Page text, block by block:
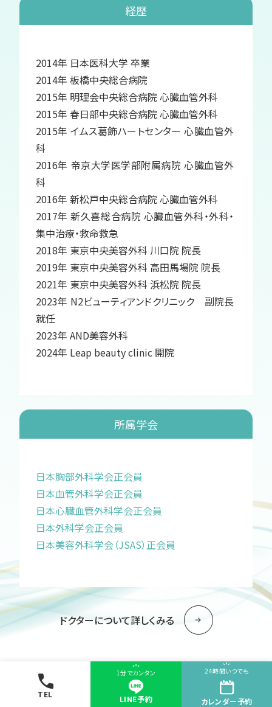
TEL
1分でカンタン
LINE予約
24時間いつでも
カレンダー予約
経歴
2014年 日本医科大学 卒業
2014年 板橋中央総合病院
2015年 明理会中央総合病院 心臓血管外科
2015年 春日部中央総合病院 心臓血管外科
2015年 イムス葛飾ハートセンター 心臓血管外
科
2016年 帝京大学医学部附属病院 心臓血管外
科
2016年 新松戸中央総合病院 心臓血管外科
2017年 新久喜総合病院 心臓血管外科・外科・
集中治療・救命救急
2018年 東京中央美容外科 川口院 院長
2019年 東京中央美容外科 高田馬場院 院長
2021年 東京中央美容外科 浜松院 院長
2023年 N2ビューティアンドクリニック 副院長
就任
2023年 AND美容外科
2024年 Leap beauty clinic 開院
所属学会
日本胸部外科学会正会員
日本血管外科学会正会員
日本心臓血管外科学会正会員
日本外科学会正会員
日本美容外科学会（JSAS）正会員
ドクターについて詳しくみる